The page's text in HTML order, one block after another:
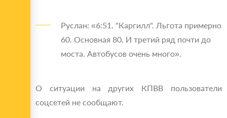
Руслан: «6:51. "Каргилл". Льгота примерно
60. Основная 80. И третий ряд почти до
моста. Автобусов очень много».
О ситуации на других КПВВ пользователи
соцсетей не сообщают.